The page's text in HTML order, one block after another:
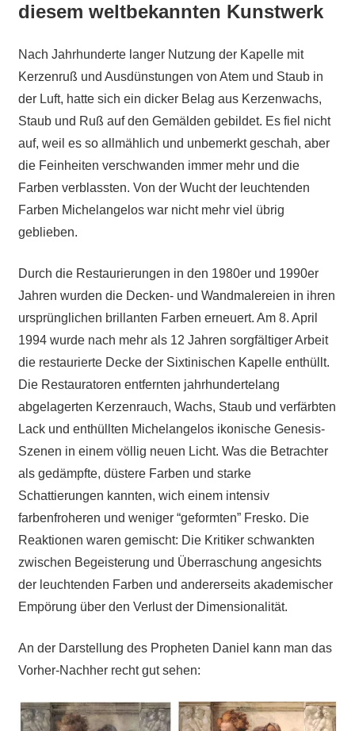
diesem weltbekannten Kunstwerk
Nach Jahrhunderte langer Nutzung der Kapelle mit
Kerzenruß und Ausdünstungen von Atem und Staub in
der Luft, hatte sich ein dicker Belag aus Kerzenwachs,
Staub und Ruß auf den Gemälden gebildet. Es fiel nicht
auf, weil es so allmählich und unbemerkt geschah, aber
die Feinheiten verschwanden immer mehr und die
Farben verblassten. Von der Wucht der leuchtenden
Farben Michelangelos war nicht mehr viel übrig
geblieben.
Durch die Restaurierungen in den 1980er und 1990er
Jahren wurden die Decken- und Wandmalereien in ihren
ursprünglichen brillanten Farben erneuert. Am 8. April
1994 wurde nach mehr als 12 Jahren sorgfältiger Arbeit
die restaurierte Decke der Sixtinischen Kapelle enthüllt.
Die Restauratoren entfernten jahrhundertelang
abgelagerten Kerzenrauch, Wachs, Staub und verfärbten
Lack und enthüllten Michelangelos ikonische Genesis-
Szenen in einem völlig neuen Licht. Was die Betrachter
als gedämpfte, düstere Farben und starke
Schattierungen kannten, wich einem intensiv
farbenfroheren und weniger “geformten” Fresko. Die
Reaktionen waren gemischt: Die Kritiker schwankten
zwischen Begeisterung und Überraschung angesichts
der leuchtenden Farben und andererseits akademischer
Empörung über den Verlust der Dimensionalität.
An der Darstellung des Propheten Daniel kann man das
Vorher-Nachher recht gut sehen: